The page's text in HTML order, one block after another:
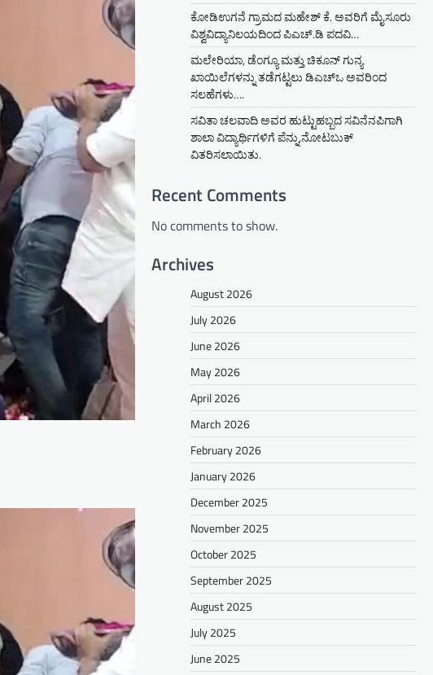
ಕೋಡಿಉಗನೆ ಗ್ರಾಮದ ಮಹೇಶ್ ಕೆ. ಅವರಿಗೆ ಮೈಸೂರು
ವಿಶ್ವವಿದ್ಯಾನಿಲಯದಿಂದ ಪಿಎಚ್.ಡಿ ಪದವಿ…
ಮಲೇರಿಯಾ, ಡೆಂಗ್ಯೂ ಮತ್ತು ಚಿಕೂನ್ ಗುನ್ಯ
ಖಾಯಿಲೆಗಳನ್ನು ತಡೆಗಟ್ಟಲು ಡಿಎಚ್‌ಒ ಅವರಿಂದ
ಸಲಹೆಗಳು….
ಸವಿತಾ ಚಲವಾದಿ ಅವರ ಹುಟ್ಟುಹಬ್ಬದ ಸವಿನೆನಪಿಗಾಗಿ
ಶಾಲಾ ವಿದ್ಯಾರ್ಥಿಗಳಿಗೆ ಪೆನ್ನು,ನೋಟಬುಕ್
ವಿತರಿಸಲಾಯಿತು.
Recent Comments
No comments to show.
Archives
August 2026
July 2026
June 2026
May 2026
April 2026
March 2026
February 2026
January 2026
December 2025
November 2025
October 2025
September 2025
August 2025
July 2025
June 2025